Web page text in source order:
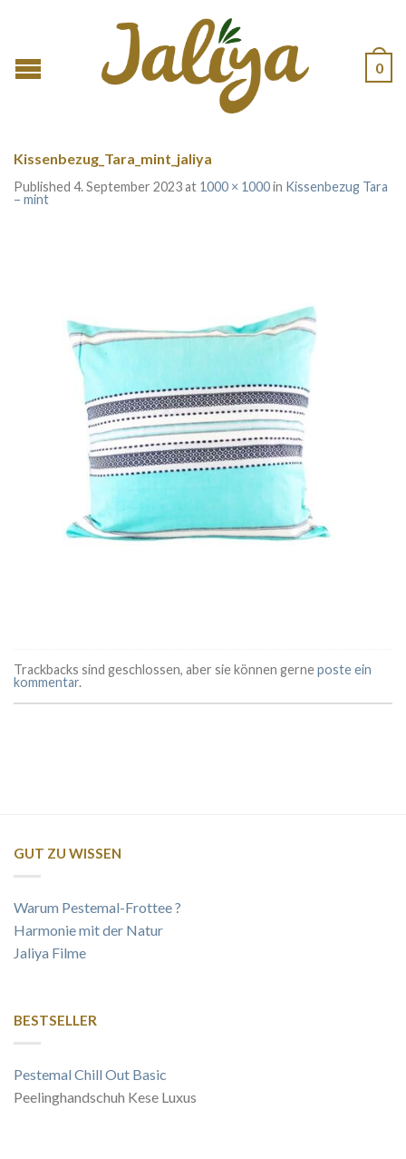
0
Kissenbezug_Tara_mint_jaliya
Published 4. September 2023at 1000 × 1000in Kissenbezug Tara
– mint
Trackbacks sind geschlossen, aber sie können gerneposte ein
kommentar.
GUT ZU WISSEN
Warum Pestemal-Frottee ?
Harmonie mit der Natur
Jaliya Filme
BESTSELLER
Pestemal Chill Out Basic
Peelinghandschuh Kese Luxus